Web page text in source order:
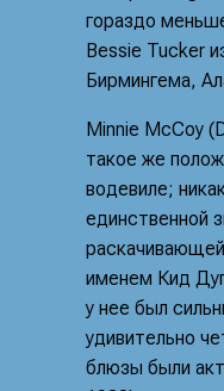
гораздо
Bessie Tucker
Бирмингема,
Minnie McCoy
такое же
водевиле;
единственной
именем Кид
у нее был
удивительно
блюзы были